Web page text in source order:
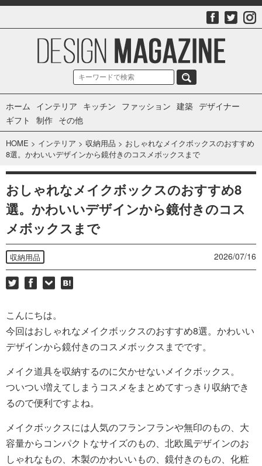
ホーム インテリア キッチン ファッション 建築 デザイナー
ギフト
制作 その他
HOME > インテリア > 収納用品 > おしゃれなメイクボックスのおすすめ
8選。かわいいデザインから鏡付きのコスメボックスまで
おしゃれなメイクボックスのおすすめ8
選。かわいいデザインから鏡付きのコス
メボックスまで
収納用品 2026/07/16
こんにちは。
今回はおしゃれなメイクボックスのおすすめ8選。かわいい
デザインから鏡付きのコスメボックスまでです。
メイク道具を収納するのに欠かせないメイクボックス。
ついつい増えてしまうコスメをまとめてすっきり収納でき
るので便利ですよね。
メイクボックスには人気のフランフランや無印のもの、大
容量からコンパクトなサイズのもの、北欧風デザインのお
しゃれなもの、木製のかわいいもの、鏡付きのもの、化粧